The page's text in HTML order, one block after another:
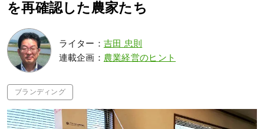
を再確認した農家たち
ライター： 吉田 忠則
連載企画： 農業経営のヒント
ブランディング